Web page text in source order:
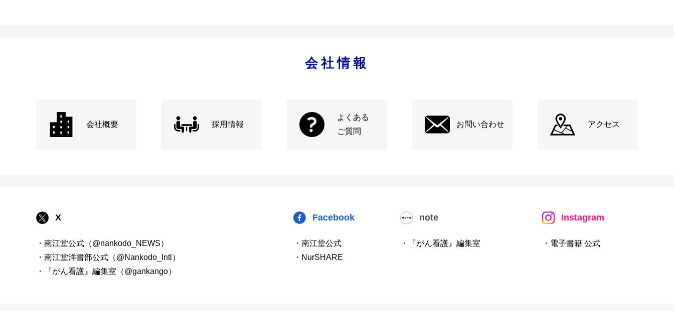
会社情報
会社概要 採用情報
よくある
ご質問
お問い合わせ アクセス
X
・南江堂公式（@nankodo_NEWS）
・南江堂洋書部公式（@Nankodo_Intl）
・『がん看護』編集室（@gankango）
Facebook
・南江堂公式
・NurSHARE
note
・『がん看護』編集室
Instagram
・電子書籍 公式